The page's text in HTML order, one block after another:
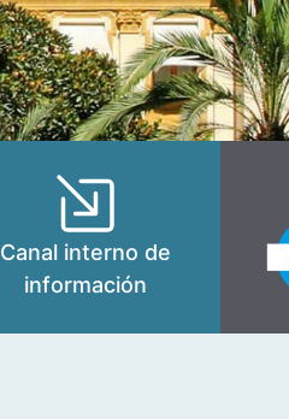
Canal interno de
información